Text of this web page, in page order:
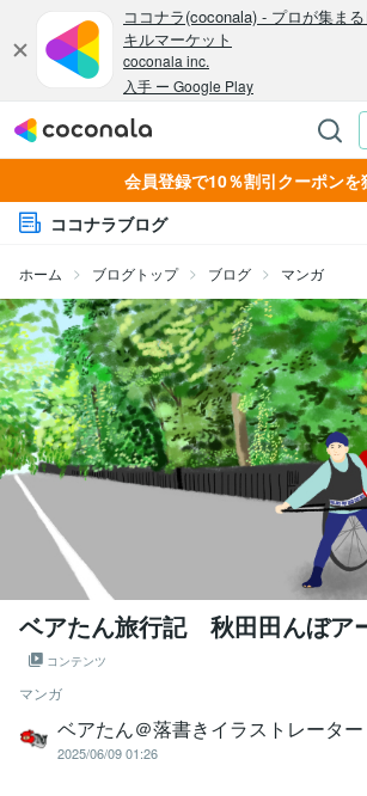
会員登録で10％割引クーポンを
ココナラブログ
ホーム ブログトップ ブログ マンガ
ベアたん旅行記 秋田田んぼ
コンテンツ
マンガ
ベアたん＠落書きイラストレーター
2025/06/09 01:26